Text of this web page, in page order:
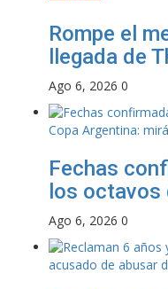
Rompe el
llegada de
Ago 6, 2026 0
Fechas
los octavos
Ago 6, 2026 0